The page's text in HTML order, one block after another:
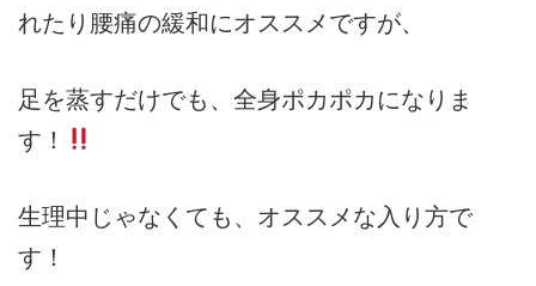
れたり腰痛の緩和にオススメですが、
足を蒸すだけでも、全身ポカポカになりま
す！
生理中じゃなくても、オススメな入り方で
す！